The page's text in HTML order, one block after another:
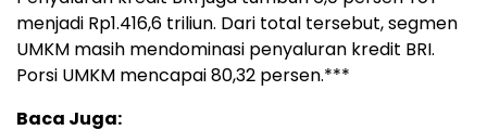
menjadi Rp1.416,6 triliun. Dari total tersebut, segmen
UMKM masih mendominasi penyaluran kredit BRI.
Porsi UMKM mencapai 80,32 persen.***
Baca Juga: